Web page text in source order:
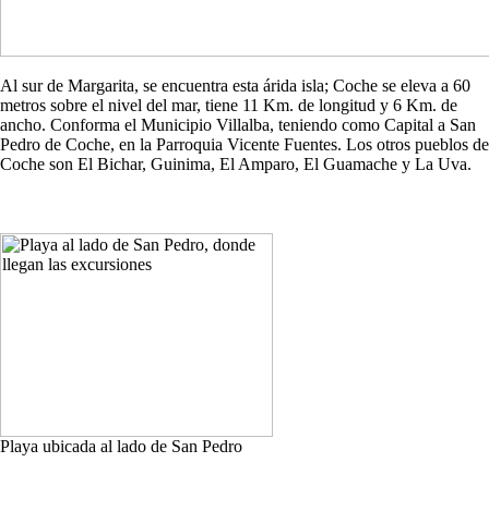
Al sur de Margarita, se encuentra esta árida isla; Coche se eleva a 60
metros sobre el nivel del mar, tiene 11 Km. de longitud y 6 Km. de
ancho. Conforma el Municipio Villalba, teniendo como Capital a San
Pedro de Coche, en la Parroquia Vicente Fuentes. Los otros pueblos de
Coche son El Bichar, Guinima, El Amparo, El Guamache y La Uva.
Playa ubicada al lado de San Pedro